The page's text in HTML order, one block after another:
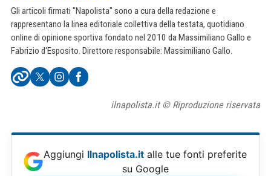
Gli articoli firmati "Napolista" sono a cura della redazione e
rappresentano la linea editoriale collettiva della testata, quotidiano
online di opinione sportiva fondato nel 2010 da Massimiliano Gallo e
Fabrizio d'Esposito. Direttore responsabile: Massimiliano Gallo.
ilnapolista.it © Riproduzione riservata
Aggiungi Ilnapolista.it alle tue fonti preferite
su Google